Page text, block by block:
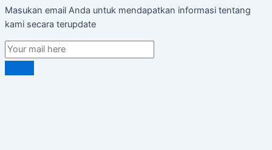
Masukan email Anda untuk mendapatkan informasi tentang
kami secara terupdate